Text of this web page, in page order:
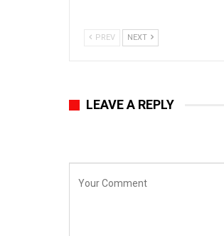
PREV NEXT
LEAVE A REPLY